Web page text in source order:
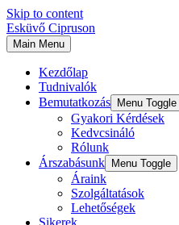
Skip to content
Esküvő Cipruson
Main Menu
Kezdőlap
Tudnivalók
Bemutatkozás
Menu Toggle
Gyakori Kérdések
Kedvcsináló
Rólunk
Árszabásunk
Menu Toggle
Áraink
Szolgáltatások
Lehetőségek
Sikerek